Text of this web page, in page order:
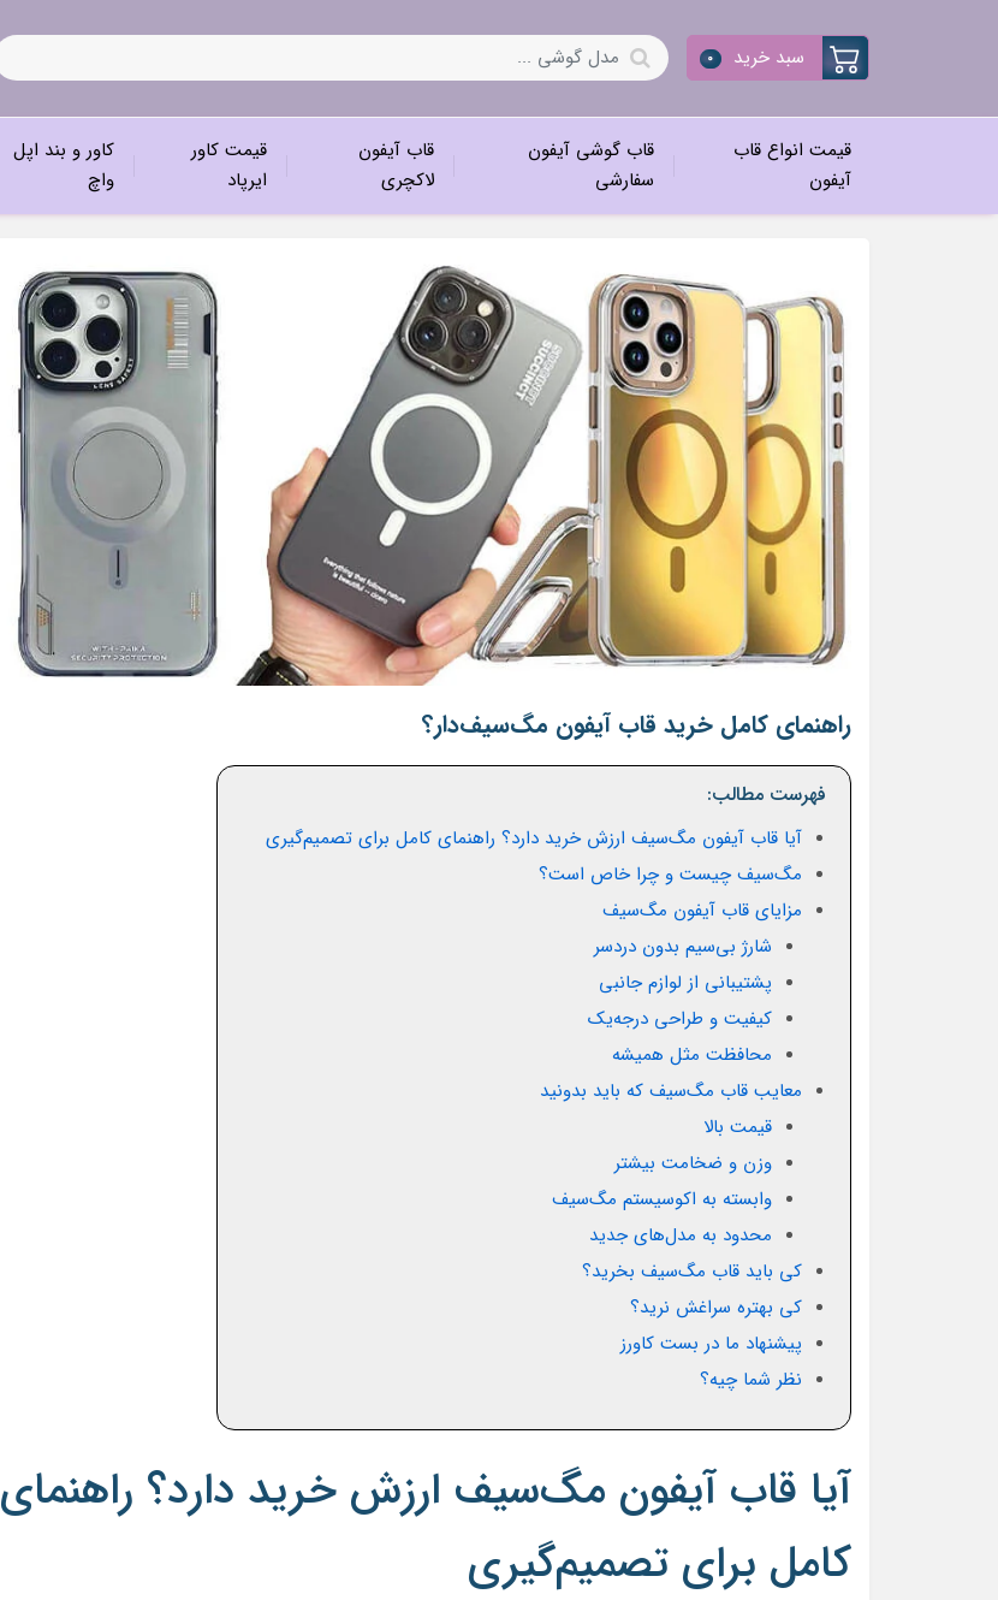
سبد خرید 0
قیمت انواع قاب
آیفون
قاب گوشی آیفون
سفارشی
قاب آیفون
لاکچری
قیمت کاور
ایرپاد
کاور و بند اپل
واچ
راهنمای کامل خرید قاب آیفون مگ‌سیف‌دار؟
فهرست مطالب:
آیا قاب آیفون مگ‌سیف ارزش خرید دارد؟ راهنمای کامل برای تصمیم‌گیری
مگ‌سیف چیست و چرا خاص است؟
مزایای قاب آیفون مگ‌سیف
شارژ بی‌سیم بدون دردسر
پشتیبانی از لوازم جانبی
کیفیت و طراحی درجه‌یک
محافظت مثل همیشه
معایب قاب مگ‌سیف که باید بدونید
قیمت بالا
وزن و ضخامت بیشتر
وابسته به اکوسیستم مگ‌سیف
محدود به مدل‌های جدید
کی باید قاب مگ‌سیف بخرید؟
کی بهتره سراغش نرید؟
پیشنهاد ما در بست کاورز
نظر شما چیه؟
آیا قاب آیفون مگ‌سیف ارزش خرید دارد؟ راهنمای
کامل برای تصمیم‌گیری